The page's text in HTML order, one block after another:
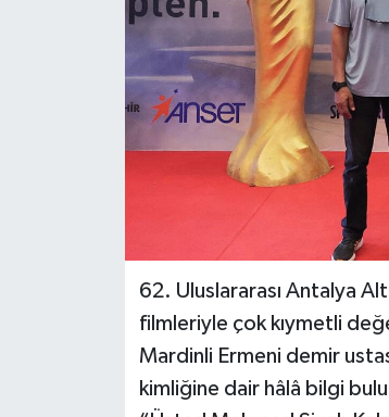
62. Uluslararası Antalya
filmleriyle çok kıymetli
Mardinli Ermeni demir
kimliğine dair hâlâ bilgi